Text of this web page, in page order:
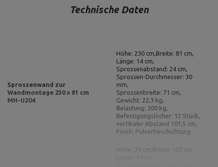
Technische Daten
Sprossenwand zur
Wandmontage 230 x 81 cm
MH-U204
Höhe: 230 cm,Breite: 81 cm,
Länge: 14 cm,
Sprossenabstand: 24 cm,
Sprossen-Durchmesser: 30
mm,
Sprossenbreite: 71 cm,
Gewicht: 22,3 kg,
Belastung: 200 kg,
Befestigungslöcher: 12 Stück,
vertikaler Abstand 101,5 cm,
Finish: Pulverbeschichtung
Höhe: 39 cm,
Breite: 107 cm,